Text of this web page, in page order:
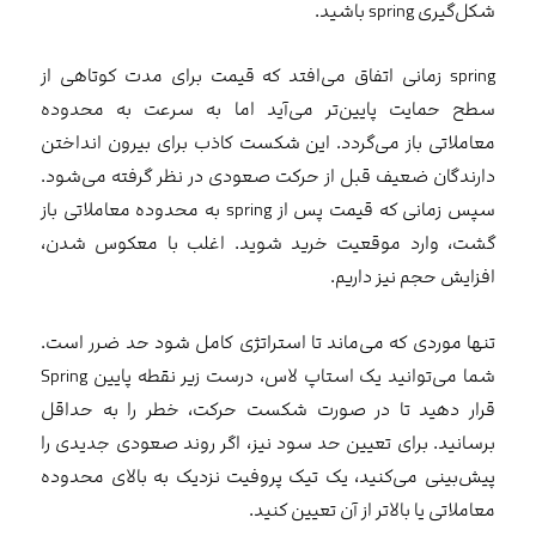
شکل‌گیری spring باشید.
spring زمانی اتفاق می‌افتد که قیمت برای مدت کوتاهی از
سطح حمایت پایین‌تر می‌آید اما به سرعت به محدوده
معاملاتی باز می‌گردد. این شکست کاذب برای بیرون انداختن
دارندگان ضعیف قبل از حرکت صعودی در نظر گرفته می‌شود.
سپس زمانی که قیمت پس از spring به محدوده معاملاتی باز
گشت، وارد موقعیت خرید شوید. اغلب با معکوس شدن،
افزایش حجم نیز داریم.
تنها موردی که می‌ماند تا استراتژی کامل شود حد ضرر است.
شما می‌توانید یک استاپ لاس، درست زیر نقطه پایین Spring
قرار دهید تا در صورت شکست حرکت، خطر را به حداقل
برسانید. برای تعیین حد سود نیز، اگر روند صعودی جدیدی را
پیش‌بینی می‌کنید، یک تیک پروفیت نزدیک به بالای محدوده
معاملاتی یا بالاتر از آن تعیین کنید.